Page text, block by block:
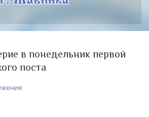
в понедельник первой
поста